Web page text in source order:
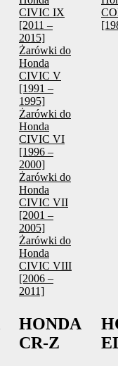
CIVIC IX
[2011 –
2015]
Żarówki do
Honda
CIVIC V
[1991 –
1995]
Żarówki do
Honda
CIVIC VI
[1996 –
2000]
Żarówki do
Honda
CIVIC VII
[2001 –
2005]
Żarówki do
Honda
CIVIC VIII
[2006 –
2011]
HONDA
CR-Z